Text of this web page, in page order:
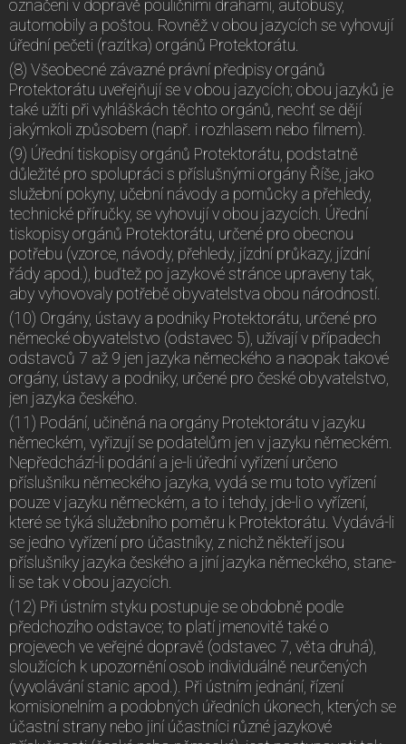
označení v dopravě pouličními drahami, autobusy,
automobily a poštou. Rovněž v obou jazycích se vyhovují
úřední pečeti (razítka) orgánů Protektorátu.
(8) Všeobecné závazné právní předpisy orgánů
Protektorátu uveřejňují se v obou jazycích; obou jazyků je
také užíti při vyhláškách těchto orgánů, nechť se dějí
jakýmkoli způsobem (např. i rozhlasem nebo filmem).
(9) Úřední tiskopisy orgánů Protektorátu, podstatně
důležité pro spolupráci s příslušnými orgány Říše, jako
služební pokyny, učební návody a pomůcky a přehledy,
technické příručky, se vyhovují v obou jazycích. Úřední
tiskopisy orgánů Protektorátu, určené pro obecnou
potřebu (vzorce, návody, přehledy, jízdní průkazy, jízdní
řády apod.), buďtež po jazykové stránce upraveny tak,
aby vyhovovaly potřebě obyvatelstva obou národností.
(10) Orgány, ústavy a podniky Protektorátu, určené pro
německé obyvatelstvo (odstavec 5), užívají v případech
odstavců 7 až 9 jen jazyka německého a naopak takové
orgány, ústavy a podniky, určené pro české obyvatelstvo,
jen jazyka českého.
(11) Podání, učiněná na orgány Protektorátu v jazyku
německém, vyřizují se podatelům jen v jazyku německém.
Nepředchází-li podání a je-li úřední vyřízení určeno
příslušníku německého jazyka, vydá se mu toto vyřízení
pouze v jazyku německém, a to i tehdy, jde-li o vyřízení,
které se týká služebního poměru k Protektorátu. Vydává-li
se jedno vyřízení pro účastníky, z nichž někteří jsou
příslušníky jazyka českého a jiní jazyka německého, stane-
li se tak v obou jazycích.
(12) Při ústním styku postupuje se obdobně podle
předchozího odstavce; to platí jmenovitě také o
projevech ve veřejné dopravě (odstavec 7, věta druhá),
sloužících k upozornění osob individuálně neurčených
(vyvolávání stanic apod.). Při ústním jednání, řízení
komisionelním a podobných úředních úkonech, kterých se
účastní strany nebo jiní účastníci různé jazykové